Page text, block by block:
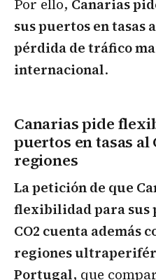
Por ello, Canarias
sus puertos en tasas
pérdida de tráfico
internacional.
Canarias pide
puertos en tasas al
regiones
La petición de que
flexibilidad para sus
CO2 cuenta además
regiones
Portugal, que